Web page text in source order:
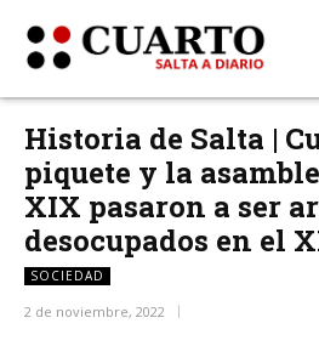
Historia de Salta |
piquete y la
XIX pasaron a ser
desocupados en el
SOCIEDAD
2 de noviembre, 2022